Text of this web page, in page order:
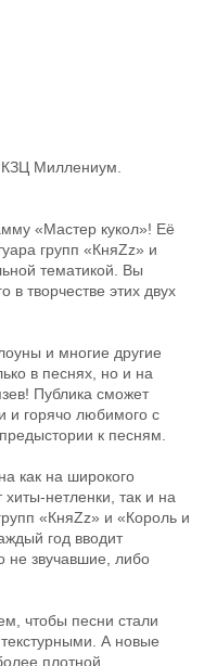
Миллениум.
«Мастер кукол»! Её
групп «КняZz» и
тематикой. Вы
в творчестве этих двух
и многие другие
в песнях, но и на
Публика сможет
и горячо любимого с
к песням.
как на широкого
нетленки, так и на
«КняZz» и «Король и
год вводит
не звучавшие, либо
чтобы песни стали
А новые
плотной,